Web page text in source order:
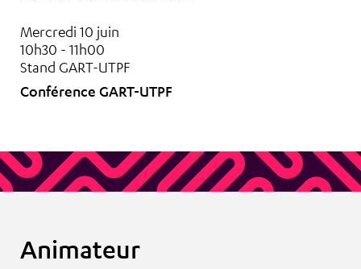
Mercredi 10 juin
10h30 - 11h00
Stand GART-UTPF
Conférence GART-UTPF
Animateur